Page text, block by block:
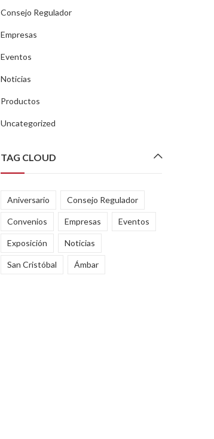
Consejo Regulador
Empresas
Eventos
Noticias
Productos
Uncategorized
TAG CLOUD
Aniversario Consejo Regulador
Convenios Empresas Eventos
Exposición Noticias
San Cristóbal Ámbar